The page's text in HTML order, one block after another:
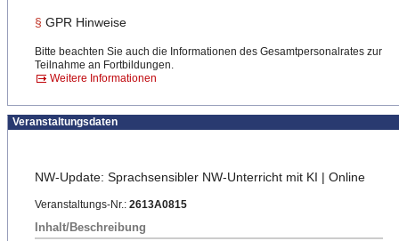
§ GPR Hinweise
Bitte beachten Sie auch die Informationen des Gesamtpersonalrates zur
Teilnahme an Fortbildungen.
Weitere Informationen
Veranstaltungsdaten
NW-Update: Sprachsensibler NW-Unterricht mit KI | Online
Veranstaltungs-Nr.: 2613A0815
Inhalt/Beschreibung